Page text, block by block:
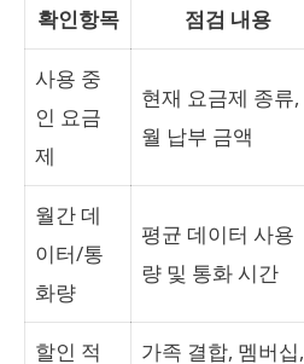
확인항목 점검 내용
사용 중
인 요금
제
현재 요금제 종류,
월 납부 금액
월간 데
이터/통
화량
평균 데이터 사용
량 및 통화 시간
할인 적 가족 결합, 멤버십,